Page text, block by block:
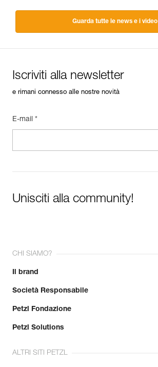
Guarda tutte le news e i video
Iscriviti alla newsletter
e rimani connesso alle nostre novità
E-mail *
Unisciti alla community!
CHI SIAMO?
Il brand
Società Responsabile
Petzl Fondazione
Petzl Solutions
ALTRI SITI PETZL